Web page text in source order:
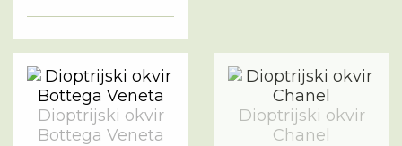
Dioptrijski okvir
Bottega Veneta
Dioptrijski okvir
Chanel